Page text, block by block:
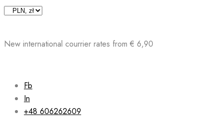
Skip
New international courrier rates from € 6,90
Fb
In
+48 606262609